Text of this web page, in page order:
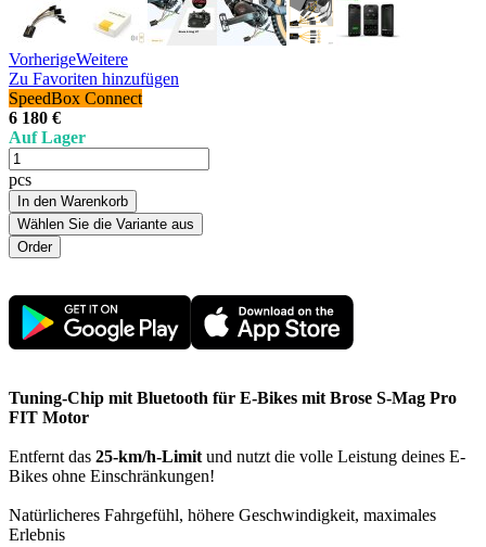
VorherigeWeitere
Zu Favoriten hinzufügen
SpeedBox Connect
6 180 €
Auf Lager
pcs
In den Warenkorb
Wählen Sie die Variante aus
Tuning-Chip mit Bluetooth für E-Bikes mit Brose S-Mag Pro
FIT Motor
Entfernt das 25-km/h-Limit und nutzt die volle Leistung deines E-
Bikes ohne Einschränkungen!
Natürlicheres Fahrgefühl, höhere Geschwindigkeit, maximales
Erlebnis